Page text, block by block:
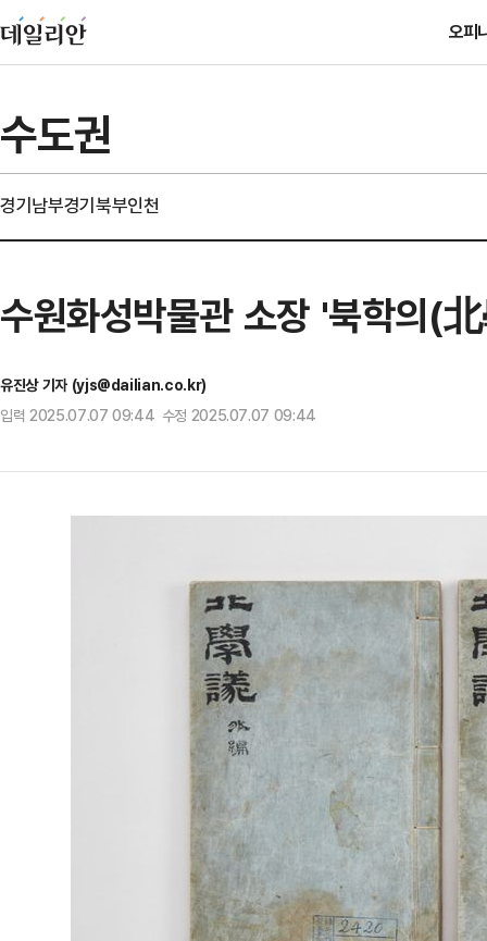
오피
수도권
경기남부경기북부인천
수원화성박물관 소장 '북학의(
유진상 기자 (yjs@dailian.co.kr)
입력 2025.07.07 09:44 수정 2025.07.07 09:44